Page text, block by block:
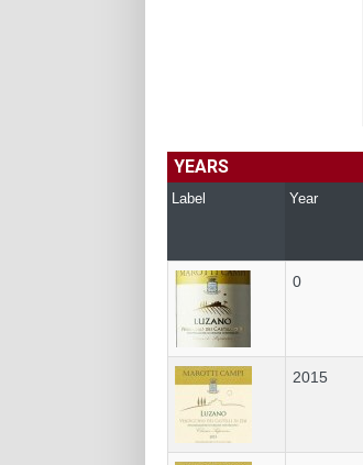
YEARS
Label Year
0
2015